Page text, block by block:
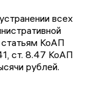
всех
статьям КоАП
ст. 8.47 КоАП
рублей.